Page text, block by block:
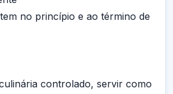
no princípio e ao término de
controlado, servir como